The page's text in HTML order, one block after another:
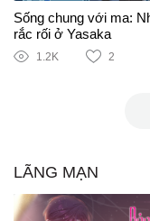
Sống chung với ma:
rắc rối ở Yasaka
1.2K 2
LÃNG MẠN